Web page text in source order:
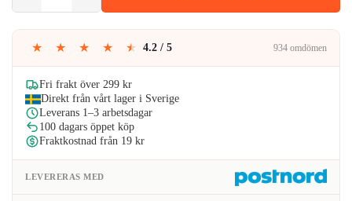
var:
149kr.
är:
★ ★ ★ ★ ★ 4.2 / 5 934 omdömen
Fri frakt över 299 kr
Direkt från vårt lager i Sverige
Leverans 1–3 arbetsdagar
100 dagars öppet köp
Fraktkostnad från 19 kr
LEVERERAS MED